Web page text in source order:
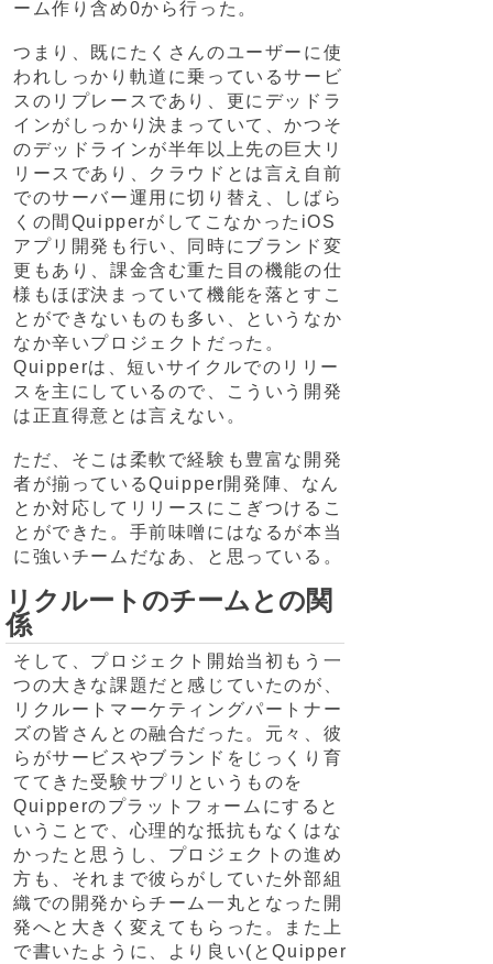
ーム作り含め0から行った。
つまり、既にたくさんのユーザーに使
われしっかり軌道に乗っているサービ
スのリプレースであり、更にデッドラ
インがしっかり決まっていて、かつそ
のデッドラインが半年以上先の巨大リ
リースであり、クラウドとは言え自前
でのサーバー運用に切り替え、しばら
くの間QuipperがしてこなかったiOS
アプリ開発も行い、同時にブランド変
更もあり、課金含む重た目の機能の仕
様もほぼ決まっていて機能を落とすこ
とができないものも多い、というなか
なか辛いプロジェクトだった。
Quipperは、短いサイクルでのリリー
スを主にしているので、こういう開発
は正直得意とは言えない。
ただ、そこは柔軟で経験も豊富な開発
者が揃っているQuipper開発陣、なん
とか対応してリリースにこぎつけるこ
とができた。手前味噌にはなるが本当
に強いチームだなあ、と思っている。
リクルートのチームとの関
係
そして、プロジェクト開始当初もう一
つの大きな課題だと感じていたのが、
リクルートマーケティングパートナー
ズの皆さんとの融合だった。元々、彼
らがサービスやブランドをじっくり育
ててきた受験サプリというものを
Quipperのプラットフォームにすると
いうことで、心理的な抵抗もなくはな
かったと思うし、プロジェクトの進め
方も、それまで彼らがしていた外部組
織での開発からチーム一丸となった開
発へと大きく変えてもらった。また上
で書いたように、より良い(とQuipper